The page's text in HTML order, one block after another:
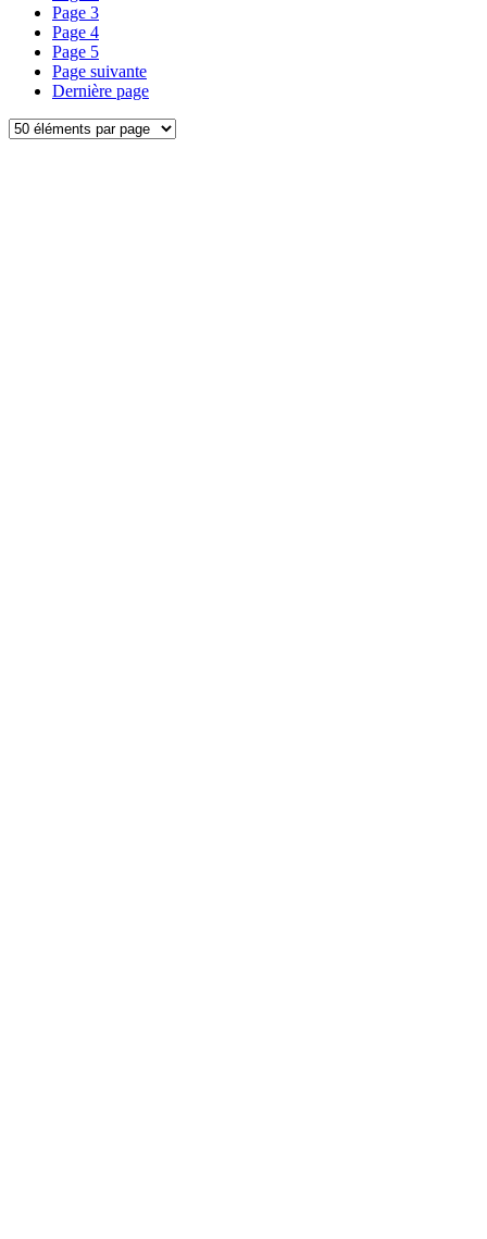
Page 3
Page 4
Page 5
Page suivante
Dernière page